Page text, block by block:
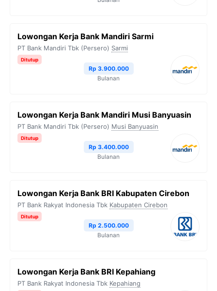
Lowongan Kerja Bank Mandiri Sarmi
PT Bank Mandiri Tbk (Persero) Sarmi
Ditutup
Rp 3.900.000
Bulanan
Lowongan Kerja Bank Mandiri Musi Banyuasin
PT Bank Mandiri Tbk (Persero) Musi Banyuasin
Ditutup
Rp 3.400.000
Bulanan
Lowongan Kerja Bank BRI Kabupaten Cirebon
PT Bank Rakyat Indonesia Tbk Kabupaten Cirebon
Ditutup
Rp 2.500.000
Bulanan
Lowongan Kerja Bank BRI Kepahiang
PT Bank Rakyat Indonesia Tbk Kepahiang